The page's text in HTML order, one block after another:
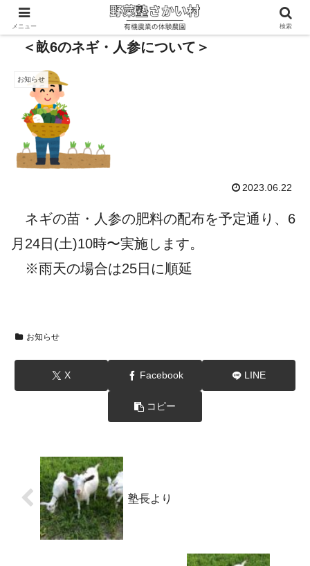
＜畝6のネギ・人参について＞
お知らせ
2023.06.22
ネギの苗・人参の肥料の配布を予定通り、6
月24日(土)10時〜実施します。
※雨天の場合は25日に順延
お知らせ
X Facebook LINE
コピー
塾長より
メニュー 検索